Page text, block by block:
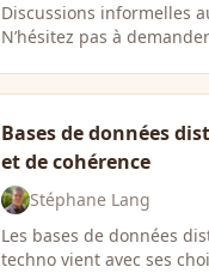
Discussions informelles
N’hésitez pas à
Bases de données
et de cohérence
Stéphane Lang
Les bases de données
techno vient avec ses